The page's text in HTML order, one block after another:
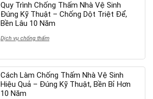
Quy Trình Chống Thấm Nhà Vệ Sinh
Đúng Kỹ Thuật – Chống Dột Triệt Để,
Bền Lâu 10 Năm
Dịch vụ chống thấm
Cách Làm Chống Thấm Nhà Vệ Sinh
Hiệu Quả – Đúng Kỹ Thuật, Bền Bỉ Hơn
10 Năm